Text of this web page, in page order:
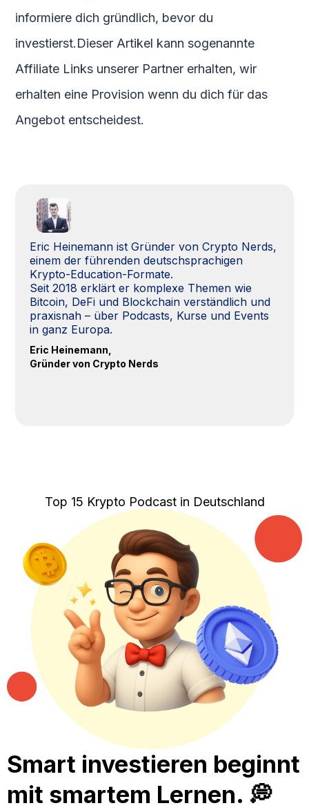
informiere dich gründlich, bevor du
investierst.Dieser Artikel kann sogenannte
Affiliate Links unserer Partner erhalten, wir
erhalten eine Provision wenn du dich für das
Angebot entscheidest.
Eric Heinemann ist Gründer von Crypto Nerds,
einem der führenden deutschsprachigen
Krypto-Education-Formate.
Seit 2018 erklärt er komplexe Themen wie
Bitcoin, DeFi und Blockchain verständlich und
praxisnah – über Podcasts, Kurse und Events
in ganz Europa.
Eric Heinemann,
Gründer von Crypto Nerds
Top 15 Krypto Podcast in Deutschland
Smart investieren beginnt
mit smartem Lernen. 💭